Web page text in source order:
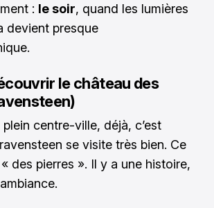
: le soir, quand les lumières
devient presque
le château des
centre-ville, déjà, c’est
se visite très bien. Ce
« des pierres ». Il y a une histoire,